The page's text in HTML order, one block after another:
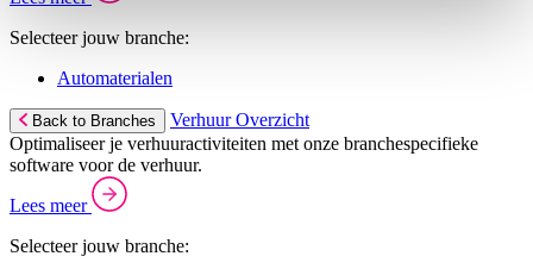
Selecteer jouw branche:
Automaterialen
Back to Branches
Verhuur Overzicht
Optimaliseer je verhuuractiviteiten met onze branchespecifieke
software voor de verhuur.
Lees meer
Selecteer jouw branche: